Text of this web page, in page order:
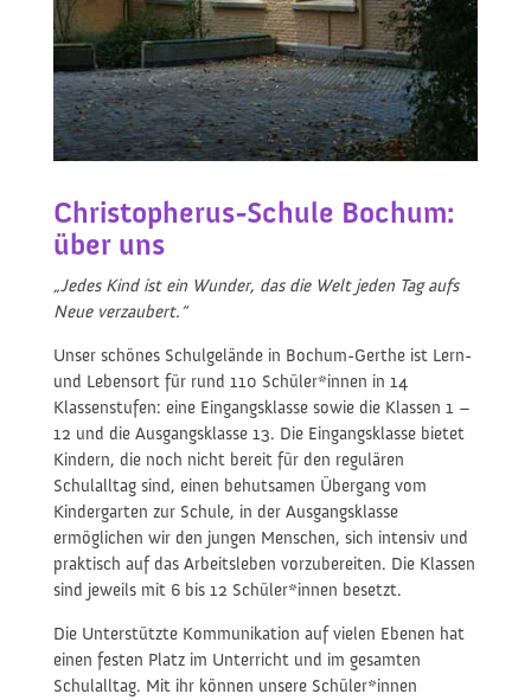
Christopherus-Schule Bochum:
über uns
„Jedes Kind ist ein Wunder, das die Welt jeden Tag aufs
Neue verzaubert.“
Unser schönes Schulgelände in Bochum-Gerthe ist Lern-
und Lebensort für rund 110 Schüler*innen in 14
Klassenstufen: eine Eingangsklasse sowie die Klassen 1 –
12 und die Ausgangsklasse 13. Die Eingangsklasse bietet
Kindern, die noch nicht bereit für den regulären
Schulalltag sind, einen behutsamen Übergang vom
Kindergarten zur Schule, in der Ausgangsklasse
ermöglichen wir den jungen Menschen, sich intensiv und
praktisch auf das Arbeitsleben vorzubereiten. Die Klassen
sind jeweils mit 6 bis 12 Schüler*innen besetzt.
Die Unterstützte Kommunikation auf vielen Ebenen hat
einen festen Platz im Unterricht und im gesamten
Schulalltag. Mit ihr können unsere Schüler*innen